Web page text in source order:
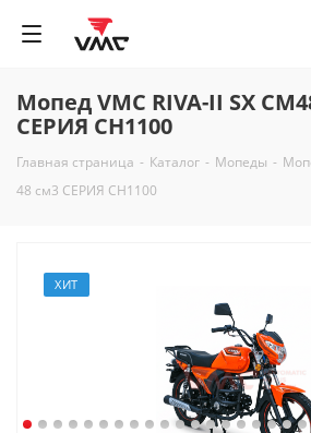
Мопед VMC RIVA-II SX
СЕРИЯ CH1100
Главная страница - Каталог - Мопеды -
48 см3 СЕРИЯ CH1100
ХИТ